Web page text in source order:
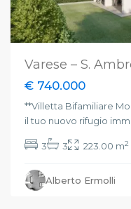
Varese – S.
€ 740.000
**Villetta Bifamiliare
il tuo nuovo rifugio
3 3 223.00 m2
Alberto Ermolli